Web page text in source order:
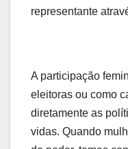
representante
A participação
eleitoras ou como
diretamente as
vidas. Quando